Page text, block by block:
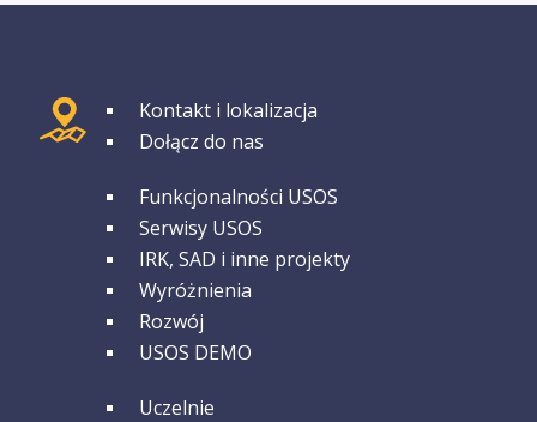
GRUPA 1Kontakt i lokalizacja
Dołącz do nas
GRUPA 2Funkcjonalności USOS
Serwisy USOS
IRK, SAD i inne projekty
Wyróżnienia
Rozwój
USOS DEMO
GRUPA 3Uczelnie